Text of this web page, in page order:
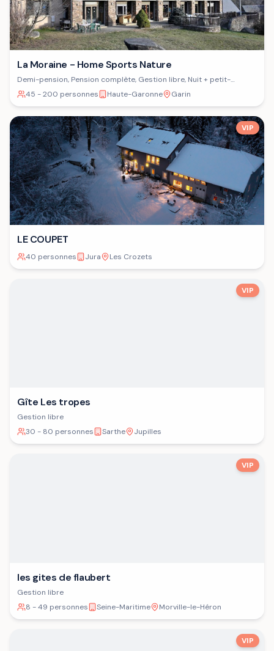
La Moraine - Home Sports Nature
Demi-pension, Pension complète, Gestion libre, Nuit + petit-
déjeuner
45 - 200 personnes Haute-Garonne Garin
VIP
LE COUPET
40 personnes Jura Les Crozets
VIP
Gîte Les tropes
Gestion libre
30 - 80 personnes
Sarthe Jupilles
VIP
les gites de flaubert
Gestion libre
8 - 49 personnes
Seine-Maritime Morville-le-Héron
VIP